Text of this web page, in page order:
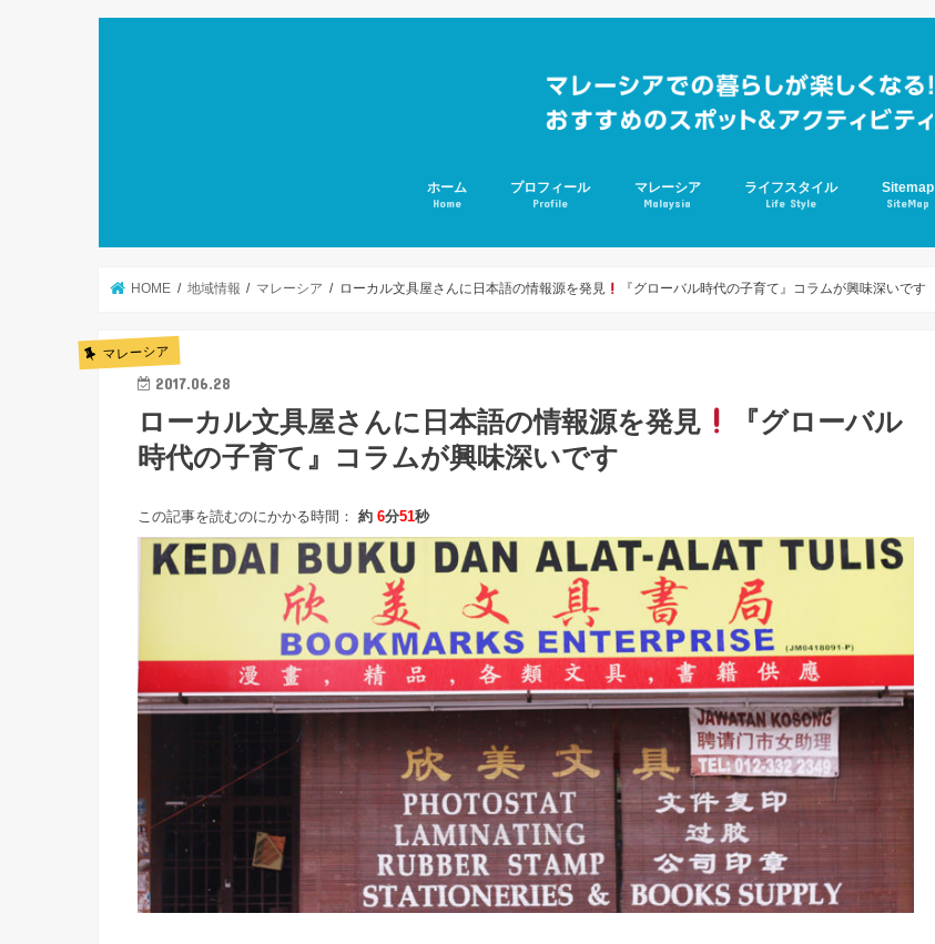
ホーム
Home
プロフィール
Profile
マレーシア
Malaysia
ジョホールバル
ライフスタイル
Life Style
学校生活
アスペルガー
グルメ
Sitemap
SiteMap
HOME 地域情報 マレーシア ローカル文具屋さんに日本語の情報源を発見 『グローバル時代の子育て』コラムが興味深いです
マレーシア
2017.06.28
ローカル文具屋さんに日本語の情報源を発見
『グローバル
時代の子育て』コラムが興味深いです
この記事を読むのにかかる時間： 約 6分51秒